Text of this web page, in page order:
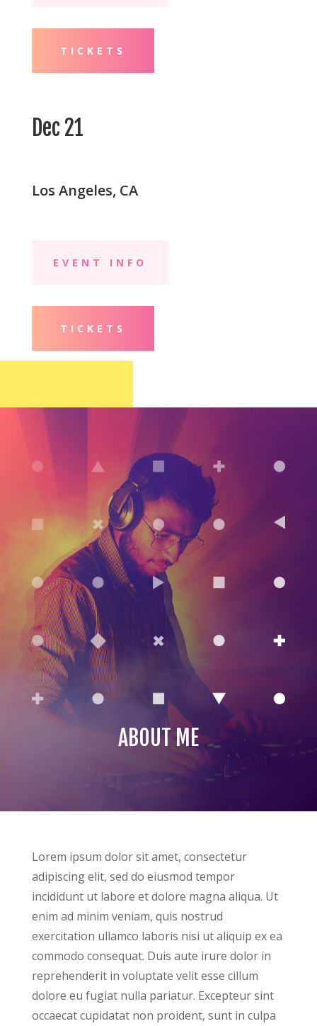
TICKETS
Dec 21
Los Angeles, CA
EVENT INFO
TICKETS
ABOUT ME
Lorem ipsum dolor sit amet, consectetur
adipiscing elit, sed do eiusmod tempor
incididunt ut labore et dolore magna aliqua. Ut
enim ad minim veniam, quis nostrud
exercitation ullamco laboris nisi ut aliquip ex ea
commodo consequat. Duis aute irure dolor in
reprehenderit in voluptate velit esse cillum
dolore eu fugiat nulla pariatur. Excepteur sint
occaecat cupidatat non proident, sunt in culpa